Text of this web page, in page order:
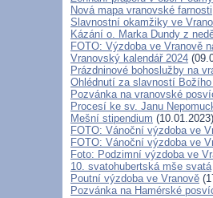
Nová mapa vranovské farnosti
Slavnostní okamžiky ve
Kázání o. Marka Dundy z
FOTO: Výzdoba ve Vranově
Vranovský kalendář 2024
Prázdninové bohoslužby na
Ohlédnutí za slavností
Pozvánka na vranovské
Procesí ke sv. Janu
Mešní stipendium (10.01.2023)
FOTO: Vánoční výzdoba ve
FOTO: Vánoční výzdoba ve
Foto: Podzimní výzdoba ve
10. svatohubertská mše svatá
Poutní výzdoba ve Vranově
Pozvánka na Hamérské